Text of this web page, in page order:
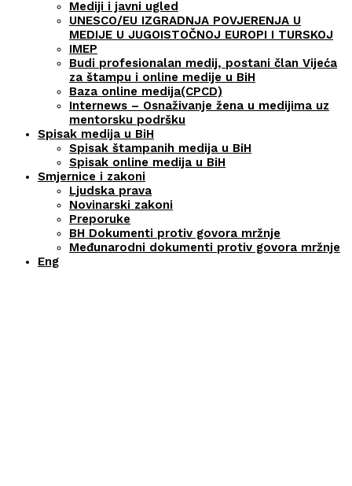
Mediji i javni ugled
UNESCO/EU IZGRADNJA POVJERENJA U
MEDIJE U JUGOISTOČNOJ EUROPI I TURSKOJ
IMEP
Budi profesionalan medij, postani član Vijeća
za štampu i online medije u BiH
Baza online medija(CPCD)
Internews – Osnaživanje žena u medijima uz
mentorsku podršku
Spisak medija u BiH
Spisak štampanih medija u BiH
Spisak online medija u BiH
Smjernice i zakoni
Ljudska prava
Novinarski zakoni
Preporuke
BH Dokumenti protiv govora mržnje
Međunarodni dokumenti protiv govora mržnje
Eng